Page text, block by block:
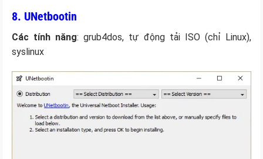
8. UNetbootin
Các tính năng: grub4dos, tự động tải ISO (chỉ Linux),
syslinux